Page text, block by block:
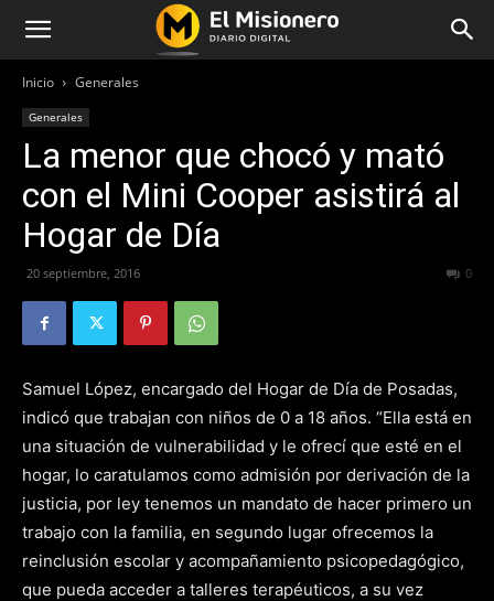
Inicio Generales
Generales
La menor que chocó y mató
con el Mini Cooper asistirá al
Hogar de Día
20 septiembre, 2016 0
Samuel López, encargado del Hogar de Día de Posadas,
indicó que trabajan con niños de 0 a 18 años. “Ella está en
una situación de vulnerabilidad y le ofrecí que esté en el
hogar, lo caratulamos como admisión por derivación de la
justicia, por ley tenemos un mandato de hacer primero un
trabajo con la familia, en segundo lugar ofrecemos la
reinclusión escolar y acompañamiento psicopedagógico,
que pueda acceder a talleres terapéuticos, a su vez